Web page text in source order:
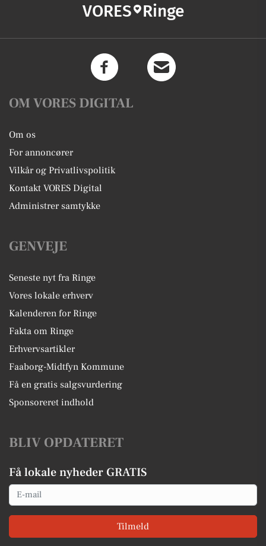
VORES Ringe
OM VORES DIGITAL
Om os
For annoncører
Vilkår og Privatlivspolitik
Kontakt VORES Digital
Administrer samtykke
GENVEJE
Seneste nyt fra Ringe
Vores lokale erhverv
Kalenderen for Ringe
Fakta om Ringe
Erhvervsartikler
Faaborg-Midtfyn Kommune
Få en gratis salgsvurdering
Sponsoreret indhold
BLIV OPDATERET
Få lokale nyheder GRATIS
Email
Tilmeld